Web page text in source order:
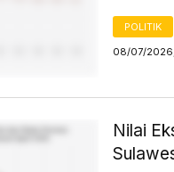
POLITIK
08/07/
Nilai